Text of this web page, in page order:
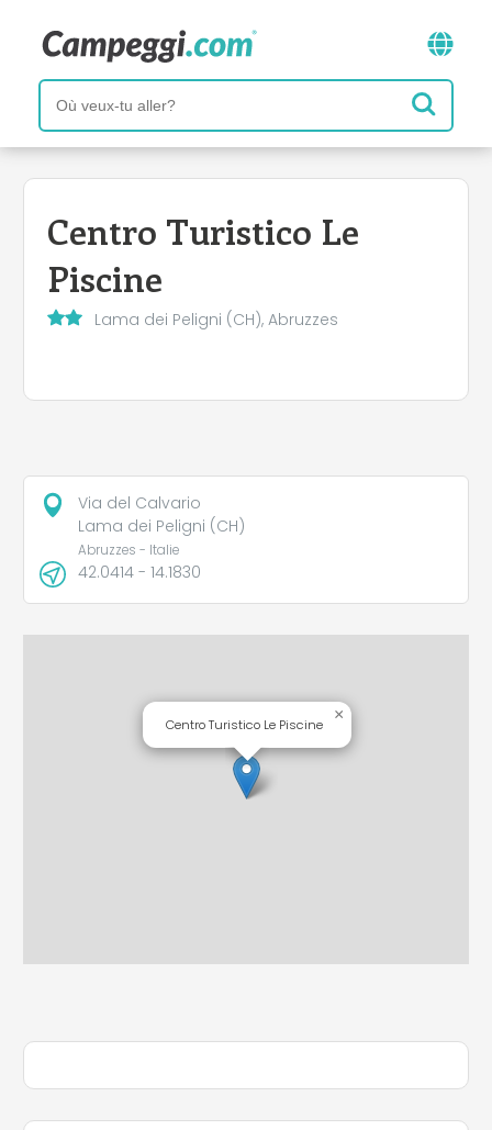
Centro Turistico Le
Piscine
Lama dei Peligni (CH), Abruzzes
Via del Calvario
Lama dei Peligni (CH)
Abruzzes - Italie
42.0414 - 14.1830
Centro Turistico Le Piscine
×